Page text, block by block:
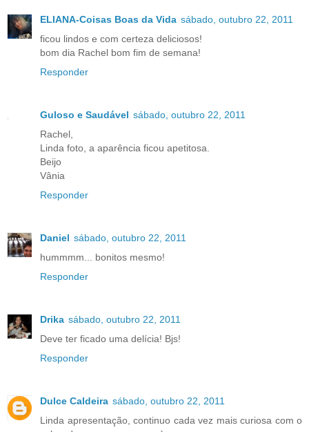
ELIANA-Coisas Boas da Vida sábado, outubro 22, 2011
ficou lindos e com certeza deliciosos!
bom dia Rachel bom fim de semana!
Responder
Guloso e Saudável sábado, outubro 22, 2011
Rachel,
Linda foto, a aparência ficou apetitosa.
Beijo
Vânia
Responder
Daniel sábado, outubro 22, 2011
hummmm... bonitos mesmo!
Responder
Drika sábado, outubro 22, 2011
Deve ter ficado uma delícia! Bjs!
Responder
Dulce Caldeira sábado, outubro 22, 2011
Linda apresentação, continuo cada vez mais curiosa com o